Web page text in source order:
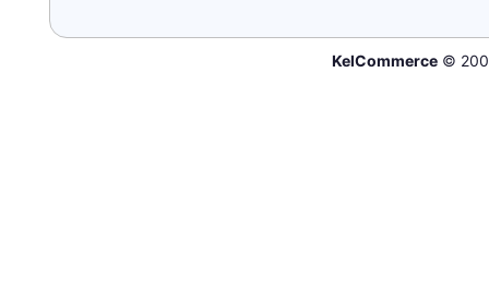
KelCommerce©